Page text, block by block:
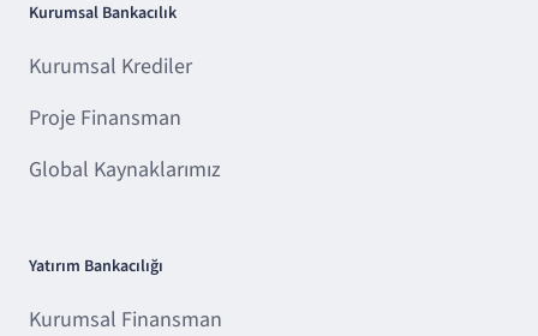
Kurumsal Bankacılık
Kurumsal Krediler
Proje Finansman
Global Kaynaklarımız
Yatırım Bankacılığı
Kurumsal Finansman